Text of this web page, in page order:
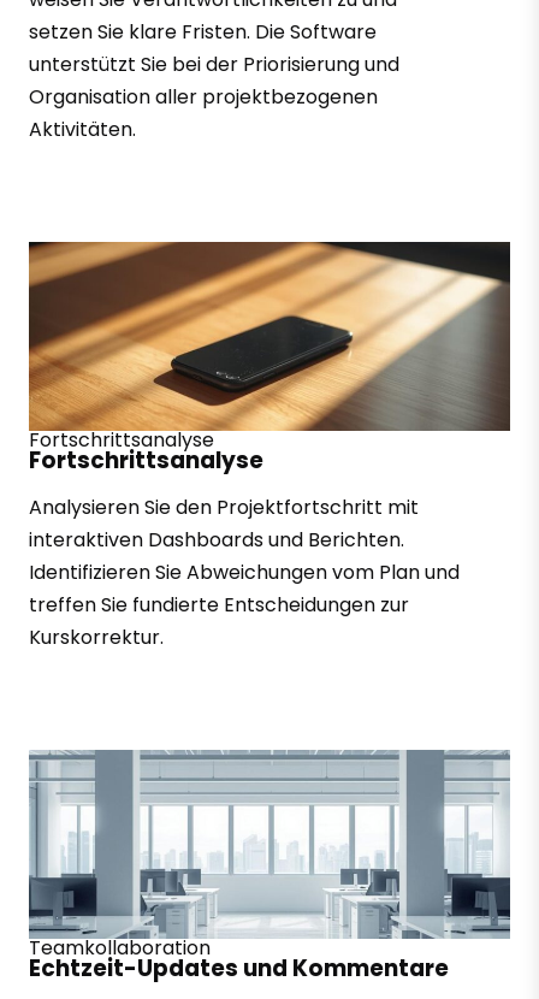
setzen Sie klare Fristen. Die Software
unterstützt Sie bei der Priorisierung und
Organisation aller projektbezogenen
Aktivitäten.
Fortschrittsanalyse
Fortschrittsanalyse
Analysieren Sie den Projektfortschritt mit
interaktiven Dashboards und Berichten.
Identifizieren Sie Abweichungen vom Plan und
treffen Sie fundierte Entscheidungen zur
Kurskorrektur.
Teamkollaboration
Echtzeit-Updates und Kommentare